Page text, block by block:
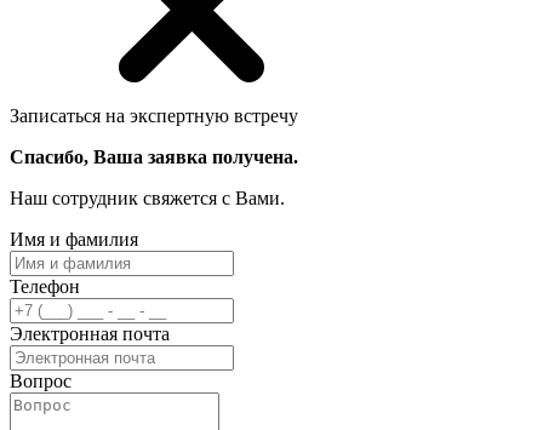
Записаться на экспертную встречу
Спасибо, Ваша заявка получена.
Наш сотрудник свяжется с Вами.
Имя и фамилия
Телефон
Электронная почта
Вопрос